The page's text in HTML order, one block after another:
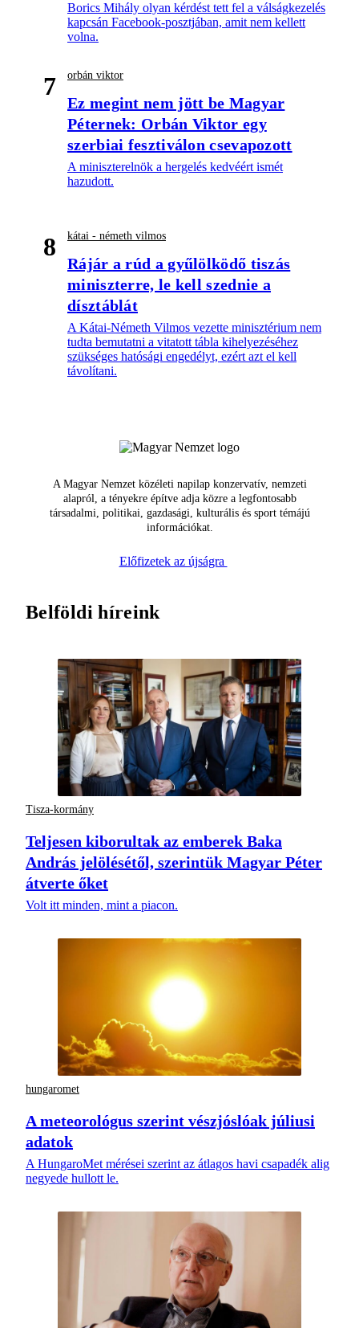
Borics Mihály olyan kérdést tett fel a válságkezelés
kapcsán Facebook-posztjában, amit nem kellett
volna.
7 orbán viktor
Ez megint nem jött be Magyar
Péternek: Orbán Viktor egy
szerbiai fesztiválon csevapozott
A miniszterelnök a hergelés kedvéért ismét
hazudott.
8 kátai - németh vilmos
Rájár a rúd a gyűlölködő tiszás
miniszterre, le kell szednie a
dísztáblát
A Kátai-Németh Vilmos vezette minisztérium nem
tudta bemutatni a vitatott tábla kihelyezéséhez
szükséges hatósági engedélyt, ezért azt el kell
távolítani.
A Magyar Nemzet közéleti napilap konzervatív, nemzeti
alapról, a tényekre építve adja közre a legfontosabb
társadalmi, politikai, gazdasági, kulturális és sport témájú
információkat.
Előfizetek az újságra
Belföldi híreink
Tisza-kormány
Teljesen kiborultak az emberek Baka
András jelölésétől, szerintük Magyar Péter
átverte őket
Volt itt minden, mint a piacon.
hungaromet
A meteorológus szerint vészjóslóak júliusi
adatok
A HungaroMet mérései szerint az átlagos havi csapadék alig
negyede hullott le.